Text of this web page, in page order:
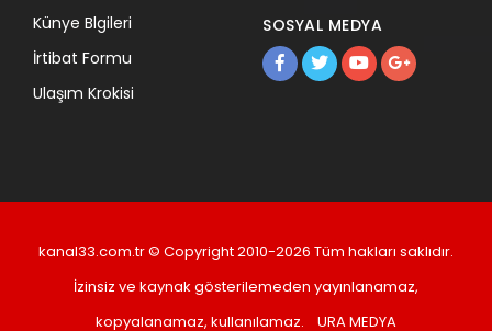
Künye Blgileri
İrtibat Formu
Ulaşım Krokisi
SOSYAL MEDYA
kanal33.com.tr © Copyright 2010-2026 Tüm hakları saklıdır.
İzinsiz ve kaynak gösterilemeden yayınlanamaz,
kopyalanamaz, kullanılamaz. URA MEDYA